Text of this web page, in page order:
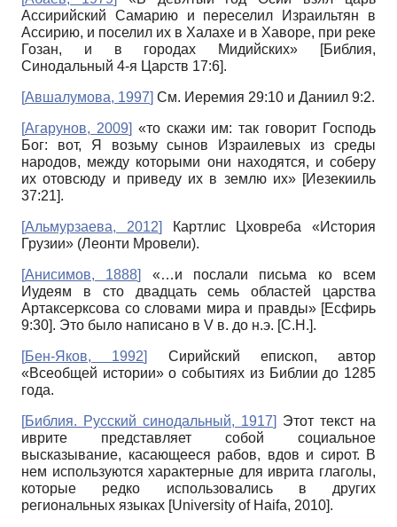
Ассирийский Самарию и переселил Израильтян в
Ассирию, и поселил их в Халахе и в Хаворе, при реке
Гозан, и в городах Мидийских» [Библия,
Синодальный 4-я Царств 17:6].
[Авшалумова, 1997] См. Иеремия 29:10 и Даниил 9:2.
[Агарунов, 2009] «то скажи им: так говорит Господь
Бог: вот, Я возьму сынов Израилевых из среды
народов, между которыми они находятся, и соберу
их отовсюду и приведу их в землю их» [Иезекииль
37:21].
[Альмурзаева, 2012]
Картлис Цховреба «История
Грузии» (Леонти Мровели).
[Анисимов, 1888]
«…и послали письма ко всем
Иудеям в сто двадцать семь областей царства
Артаксерксова со словами мира и правды» [Есфирь
9:30]. Это было написано в V в. до н.э. [С.Н.].
[Бен-Яков, 1992]
Сирийский епископ, автор
«Всеобщей истории» о событиях из Библии до 1285
года.
[Библия. Русский синодальный, 1917] Этот текст на
иврите представляет собой социальное
высказывание, касающееся рабов, вдов и сирот. В
нем используются характерные для иврита глаголы,
которые редко использовались в других
региональных языках [University of Haifa, 2010].